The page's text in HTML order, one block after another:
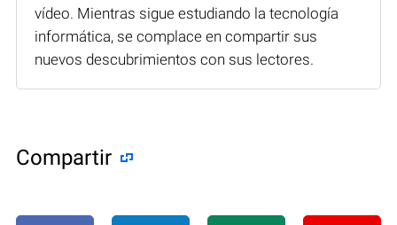
vídeo. Mientras sigue estudiando la tecnología
informática, se complace en compartir sus
nuevos descubrimientos con sus lectores.
Compartir